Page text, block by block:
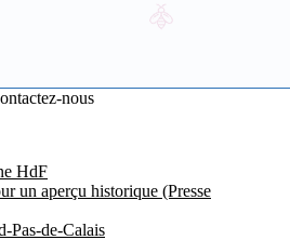
nous
HdF
un aperçu historique (Presse
Pas-de-Calais